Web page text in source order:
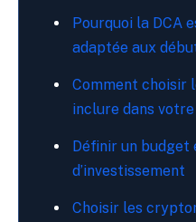
Pourquoi la DCA
adaptée aux
Comment choisir
inclure dans votre
Définir un budget
d’investissement
Choisir les